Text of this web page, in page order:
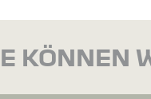
KÖNNEN